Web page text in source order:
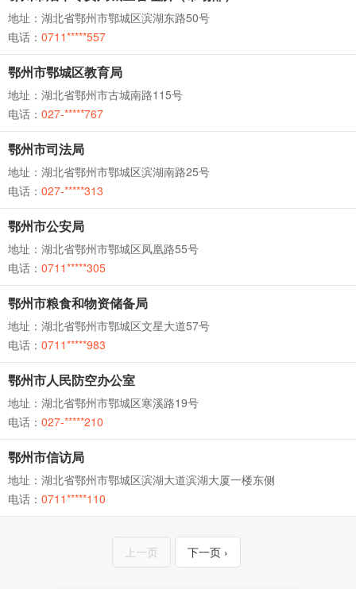
地址：湖北省鄂州市鄂城区滨湖东路50号
电话： 0711*****557
鄂州市鄂城区教育局
地址：湖北省鄂州市古城南路115号
电话： 027-*****767
鄂州市司法局
地址：湖北省鄂州市鄂城区滨湖南路25号
电话： 027-*****313
鄂州市公安局
地址：湖北省鄂州市鄂城区凤凰路55号
电话： 0711*****305
鄂州市粮食和物资储备局
地址：湖北省鄂州市鄂城区文星大道57号
电话： 0711*****983
鄂州市人民防空办公室
地址：湖北省鄂州市鄂城区寒溪路19号
电话： 027-*****210
鄂州市信访局
地址：湖北省鄂州市鄂城区滨湖大道滨湖大厦一楼东侧
电话： 0711*****110
上一页 下一页 ›